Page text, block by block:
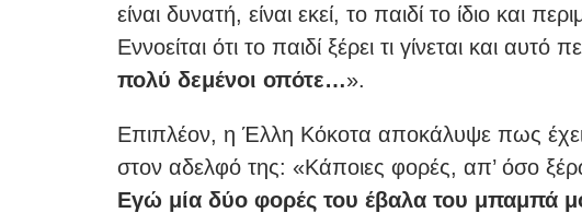
είναι δυνατή, είναι εκεί, το παιδί το ίδιο και
Εννοείται ότι το παιδί ξέρει τι γίνεται και
πολύ δεμένοι οπότε…».
Επιπλέον, η Έλλη Κόκοτα αποκάλυψε πως έχει
στον αδελφό της: «Κάποιες φορές, απ’ όσο
Εγώ μία δύο φορές του έβαλα του μπαμπά